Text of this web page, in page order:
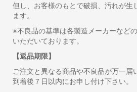
但し、お客様のもとで破損、汚れが生
ます。
※不良品の基準は各製造メーカーなど
いただいております。
【返品期限】
ご注文と異なる商品や不良品が万一届
到着後７日以内にお申し付け下さい。